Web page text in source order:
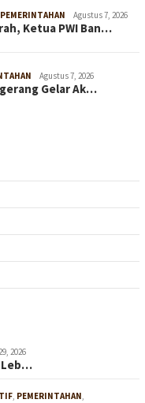
PEMERINTAHAN Agustus 7, 2026
Ketua PWI Ban…
Agustus 7, 2026
Gelar Ak…
2026
Leb…
PEMERINTAHAN